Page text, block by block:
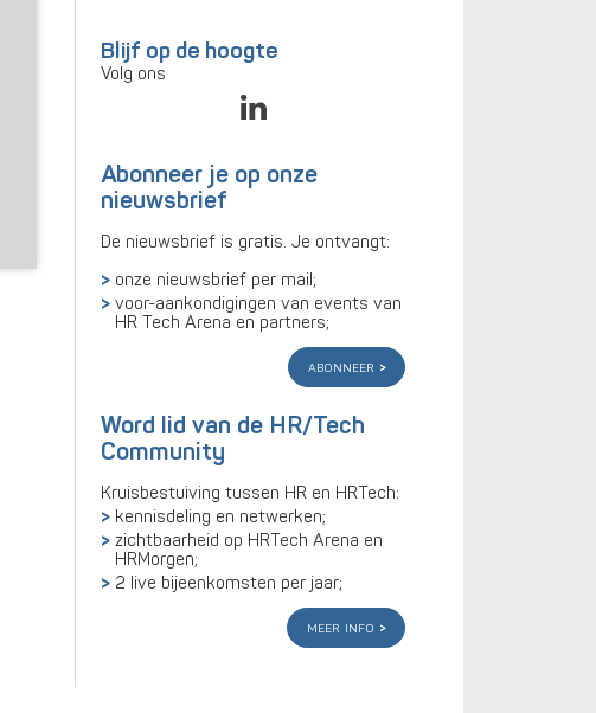
Blijf op de hoogte
Volg ons
Abonneer je op onze
nieuwsbrief
De nieuwsbrief is gratis. Je ontvangt:
onze nieuwsbrief per mail;
voor-aankondigingen van events van
HR Tech Arena en partners;
abonneer
Word lid van de HR/Tech
Community
Kruisbestuiving tussen HR en HRTech:
kennisdeling en netwerken;
zichtbaarheid op HRTech Arena en
HRMorgen;
2 live bijeenkomsten per jaar;
meer info